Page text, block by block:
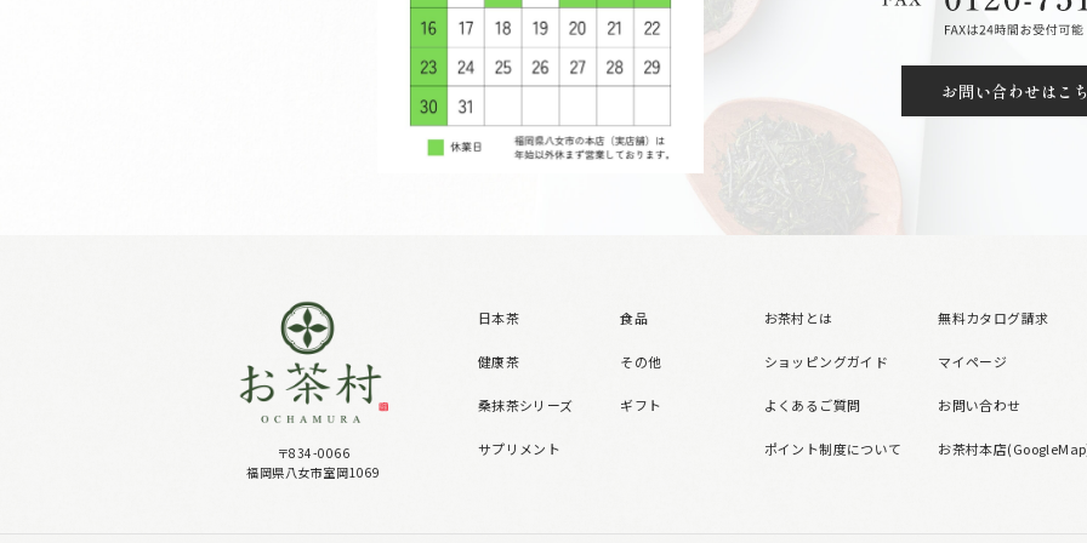
お問い合わせはこ
〒834-0066
福岡県八女市室岡1069
日本茶
健康茶
桑抹茶シリーズ
サプリメント
食品
その他
ギフト
お茶村とは
ショッピングガイド
よくあるご質問
ポイント制度について
無料カタログ請求
マイページ
お問い合わせ
お茶村本店